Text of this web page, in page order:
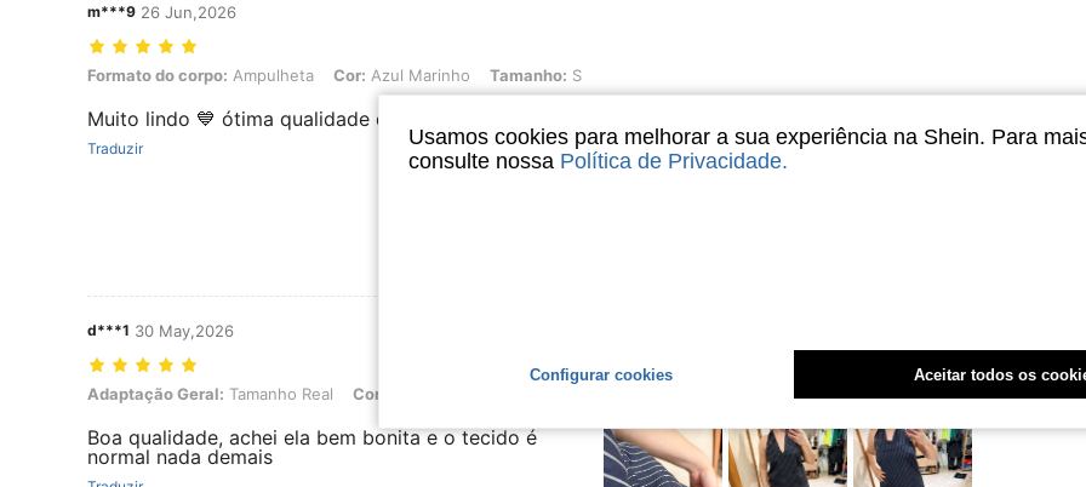
m***9 26 Jun,2026
Formato do corpo: Ampulheta, Cor: Azul Marinho, Tamanho: S
Formato do corpo: Ampulheta Cor: Azul Marinho Tamanho: S
Muito lindo 💙 ótima qualidade do tecido.
Traduzir
d***1 30 May,2026
Adaptação Geral: Tamanho Real, Cor: Azul Marinho, Tamanho: M
Adaptação Geral: Tamanho Real Cor:
Boa qualidade, achei ela bem bonita e o tecido é
normal nada demais
Usamos cookies para melhorar a sua experiência na Shein. Para
consulte nossa Política de Privacidade.
Configurar cookies Aceitar todos os